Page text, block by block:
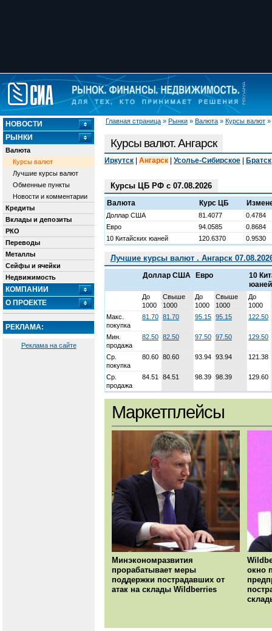
Главная страница » Рынки » Валюта » Курсы валют »
НОВОСТИ
РЫНКИ
Валюта
Курсы валют
Лучшие курсы валют
Обменные пункты
Новости и комментарии
Кредиты
Вклады и депозиты
РКО
Переводы
Металлы
Сейфы и ячейки
Недвижимость
КОМПАНИИ
О ПРОЕКТЕ
РЕКЛАМА:
Реклама на сайте
Курсы валют. Ангарск
Иркутск Ангарск Усолье-Сибирское Братск
Курсы ЦБ РФ с 07.08.2026
Валюта Курс ЦБ
Доллар США 81.4077
0.4784
Евро
94.0585
0.8684
10 Китайских юаней
120.6370 0.9530
Лучшие курсы валют . Ангарск
Доллар США Евро
10
юаней
До
1000
Свыше
1000
До
1000
Свыше
1000
До
1000
Макс.
покупка
81.70 81.70 95.15 95.15 122.50
Мин.
продажа
82.50 82.50 97.50 97.50 129.50
Ср.
покупка
80.60 80.60 93.94 93.94 121.38
Ср.
продажа
84.51 84.51 98.39 98.39 129.60
Маркетплейсы
Минэкономразвития
прорабатывает меры
поддержки пострадавших от
атак на склады Wildberries
окно